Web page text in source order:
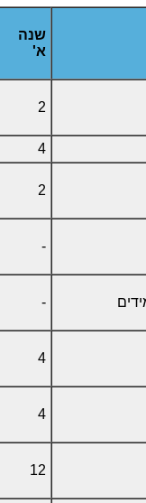
שנה
א'
2
4
2
-
-
4
4
12